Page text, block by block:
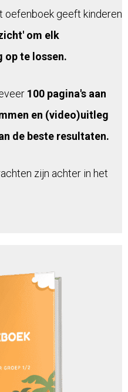
oefenboek geeft kinderen
om elk
op te lossen.
100 pagina's aan
en (video)uitleg
de beste resultaten.
zijn achter in het